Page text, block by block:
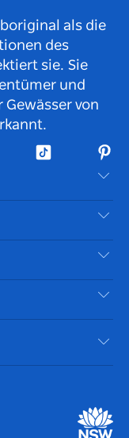
als die
des
sie. Sie
und
Gewässer von
TikTok